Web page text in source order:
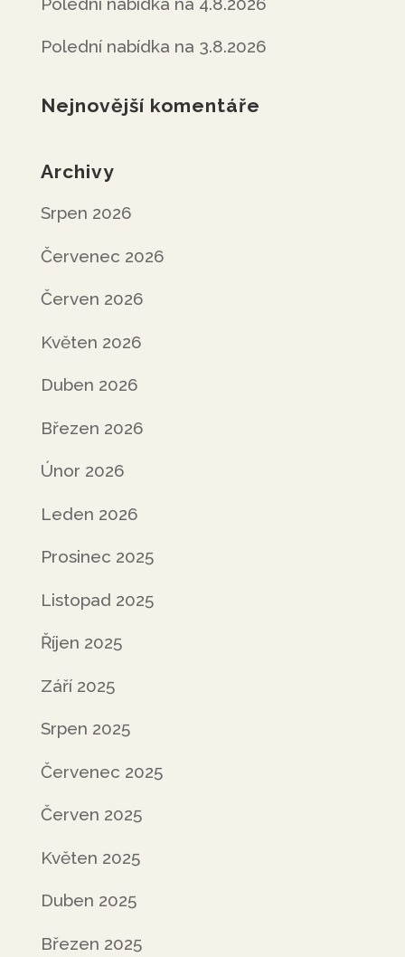
Polední nabídka na 3.8.2026
Nejnovější komentáře
Archivy
Srpen 2026
Červenec 2026
Červen 2026
Květen 2026
Duben 2026
Březen 2026
Únor 2026
Leden 2026
Prosinec 2025
Listopad 2025
Říjen 2025
Září 2025
Srpen 2025
Červenec 2025
Červen 2025
Květen 2025
Duben 2025
Březen 2025